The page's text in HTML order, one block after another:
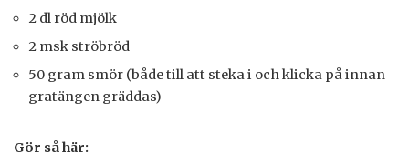
2 dl röd mjölk
2 msk ströbröd
50 gram smör (både till att steka i och klicka på innan
gratängen gräddas)
Gör så här: